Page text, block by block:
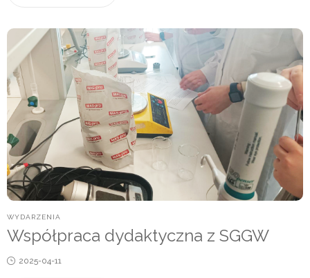
POSTED
WYDARZENIA
Współpraca dydaktyczna z SGGW
Posted
2025-04-11